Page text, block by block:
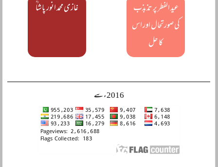
عید الفطر پر تذبذب
کی صورتحال اور اس
کا حل
غازی محمد انور پاشاؒ
2016ء سے